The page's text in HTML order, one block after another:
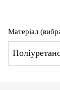
Матеріал